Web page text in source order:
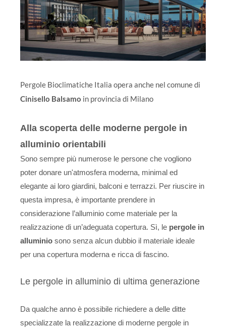
Pergole Bioclimatiche Italia opera anche nel comune di
Cinisello Balsamo in provincia di Milano
Alla scoperta delle moderne pergole in
alluminio orientabili
Sono sempre più numerose le persone che vogliono
poter donare un'atmosfera moderna, minimal ed
elegante ai loro giardini, balconi e terrazzi. Per riuscire in
questa impresa, è importante prendere in
considerazione l’alluminio come materiale per la
realizzazione di un’adeguata copertura. Sì, le pergole in
alluminio sono senza alcun dubbio il materiale ideale
per una copertura moderna e ricca di fascino.
Le pergole in alluminio di ultima generazione
Da qualche anno è possibile richiedere a delle ditte
specializzate la realizzazione di moderne pergole in